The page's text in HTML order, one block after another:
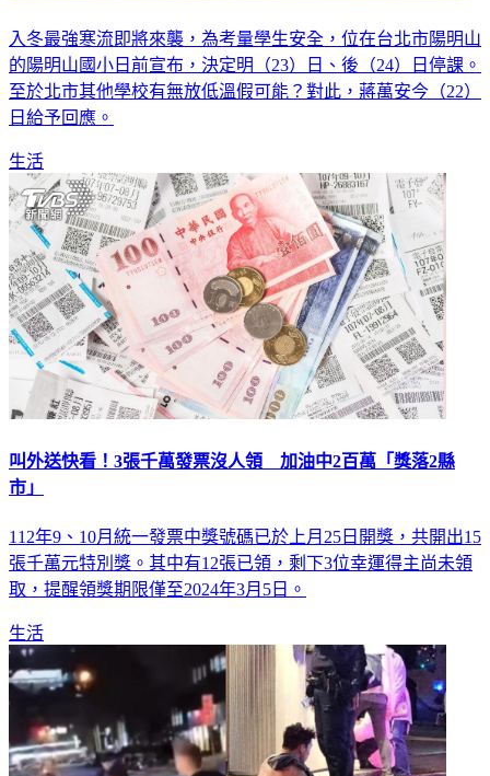
入冬最強寒流即將來襲，為考量學生安全，位在台北市陽明山
的陽明山國小日前宣布，決定明（23）日、後（24）日停課。
至於北市其他學校有無放低溫假可能？對此，蔣萬安今（22）
日給予回應。
生活
叫外送快看！3張千萬發票沒人領 加油中2百萬「獎落2縣
市」
112年9、10月統一發票中獎號碼已於上月25日開獎，共開出15
張千萬元特別獎。其中有12張已領，剩下3位幸運得主尚未領
取，提醒領獎期限僅至2024年3月5日。
生活